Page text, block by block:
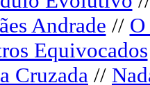
Andrade //
Equivocados
Cruzada //